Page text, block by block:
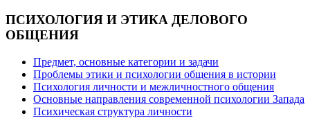
ПСИХОЛОГИЯ И ЭТИКА ДЕЛОВОГО
ОБЩЕНИЯ
Предмет, основные категории и задачи
Проблемы этики и психологии общения в истории
Психология личности и межличностного общения
Основные направления современной психологии Запада
Психическая структура личности